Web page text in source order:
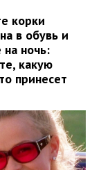
корки
в обувь и
на ночь:
какую
принесет